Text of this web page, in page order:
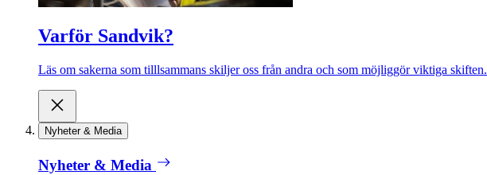
Varför Sandvik?
Läs om sakerna som tilllsammans skiljer oss från andra och som möjliggör viktiga skiften.
Nyheter & Media
Nyheter & Media